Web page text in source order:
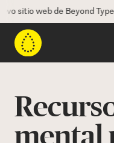
web de Beyond Type 1 y
mental